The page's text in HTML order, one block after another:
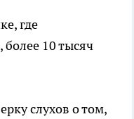
где
10 тысяч
слухов о том,